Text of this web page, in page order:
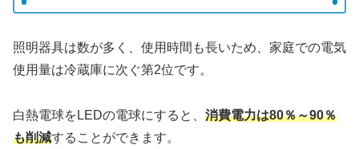
照明器具は数が多く、使用時間も長いため、家庭での電気
使用量は冷蔵庫に次ぐ第2位です。
白熱電球をLEDの電球にすると、 消費電力は80％～90％
も削減することができます。